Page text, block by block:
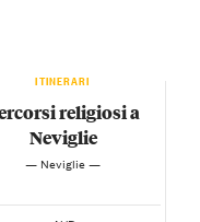
ITINERARI
religiosi a
Neviglie
— Neviglie —